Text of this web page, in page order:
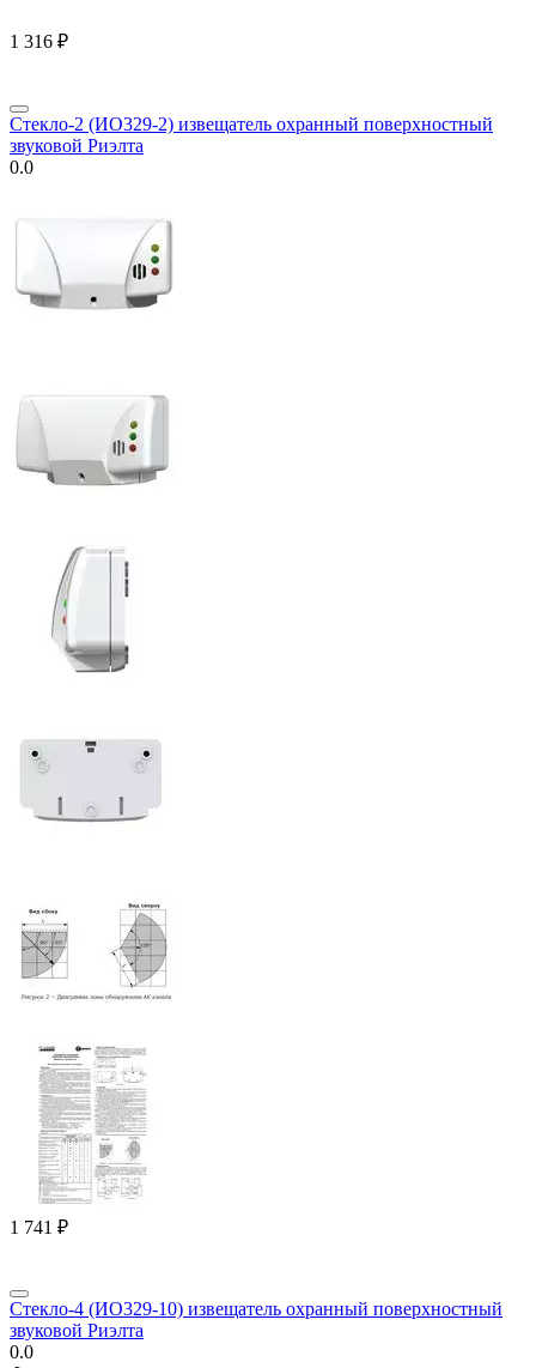
1 316 ₽
Стекло-2 (ИО329-2) извещатель охранный поверхностный
звуковой Риэлта
0.0
1 741 ₽
Стекло-4 (ИО329-10) извещатель охранный поверхностный
звуковой Риэлта
0.0